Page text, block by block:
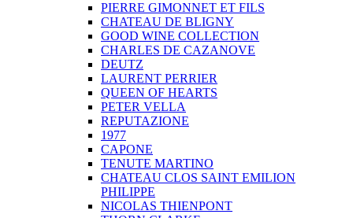
PIERRE GIMONNET ET FILS
CHATEAU DE BLIGNY
GOOD WINE COLLECTION
CHARLES DE CAZANOVE
DEUTZ
LAURENT PERRIER
QUEEN OF HEARTS
PETER VELLA
REPUTAZIONE
1977
CAPONE
TENUTE MARTINO
CHATEAU CLOS SAINT EMILION
PHILIPPE
NICOLAS THIENPONT